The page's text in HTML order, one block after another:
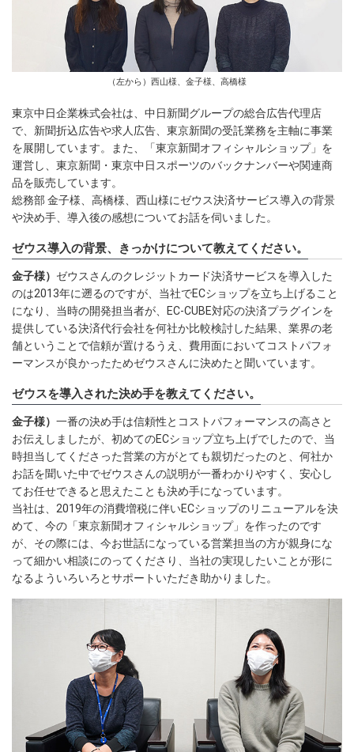
（左から）西山様、金子様、高橋様
東京中日企業株式会社は、中日新聞グループの総合広告代理店
で、新聞折込広告や求人広告、東京新聞の受託業務を主軸に事業
を展開しています。また、「東京新聞オフィシャルショップ」を
運営し、東京新聞・東京中日スポーツのバックナンバーや関連商
品を販売しています。
総務部 金子様、高橋様、西山様にゼウス決済サービス導入の背景
や決め手、導入後の感想についてお話を伺いました。
ゼウス導入の背景、きっかけについて教えてください。
金子様） ゼウスさんのクレジットカード決済サービスを導入した
のは2013年に遡るのですが、当社でECショップを立ち上げること
になり、当時の開発担当者が、EC-CUBE対応の決済プラグインを
提供している決済代行会社を何社か比較検討した結果、業界の老
舗ということで信頼が置けるうえ、費用面においてコストパフォ
ーマンスが良かったためゼウスさんに決めたと聞いています。
ゼウスを導入された決め手を教えてください。
金子様） 一番の決め手は信頼性とコストパフォーマンスの高さと
お伝えしましたが、初めてのECショップ立ち上げでしたので、当
時担当してくださった営業の方がとても親切だったのと、何社か
お話を聞いた中でゼウスさんの説明が一番わかりやすく、安心し
てお任せできると思えたことも決め手になっています。
当社は、2019年の消費増税に伴いECショップのリニューアルを決
めて、今の「東京新聞オフィシャルショップ」を作ったのです
が、その際には、今お世話になっている営業担当の方が親身にな
って細かい相談にのってくださり、当社の実現したいことが形に
なるよういろいろとサポートいただき助かりました。